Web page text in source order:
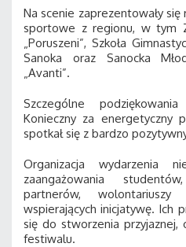
Na scenie zaprezentowały
sportowe z regionu, w tym
„Poruszeni”, Szkoła
Sanoka oraz Sanocka
„Avanti”.
Szczególne
Konieczny za energetyczny
spotkał się z bardzo
Organizacja wydarzenia
zaangażowania
partnerów,
wspierających inicjatywę. Ich
się do stworzenia
festiwalu.